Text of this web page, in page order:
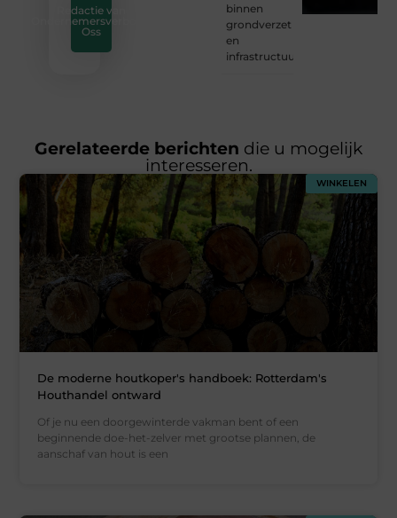
Redactie van
Ondernemersverbond
Oss
binnen
grondverzet
en
infrastructuur
Gerelateerde berichten die u mogelijk
interesseren.
WINKELEN
De moderne houtkoper's handboek: Rotterdam's
Houthandel ontward
Of je nu een doorgewinterde vakman bent of een
beginnende doe-het-zelver met grootse plannen, de
aanschaf van hout is een